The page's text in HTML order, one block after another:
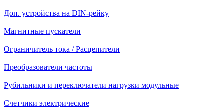
Доп. устройства на DIN-рейку
Магнитные пускатели
Ограничитель тока / Расцепители
Преобразователи частоты
Рубильники и переключатели нагрузки модульные
Счетчики электрические